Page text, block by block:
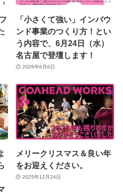
「小さくて強い」インバウ
ンド事業のつくり方！とい
う内容で、6月24日（水）
名古屋で登壇します！
2026年6月6日
メリークリスマス＆良い年
をお迎えください。
2025年12月24日